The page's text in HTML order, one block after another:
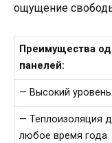
ощущение
Преимущества
панелей:
— Высокий
— Теплоизоляция
любое время года